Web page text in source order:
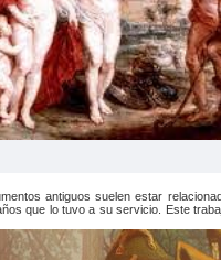
antiguos suelen estar
que lo tuvo a su servicio. Este